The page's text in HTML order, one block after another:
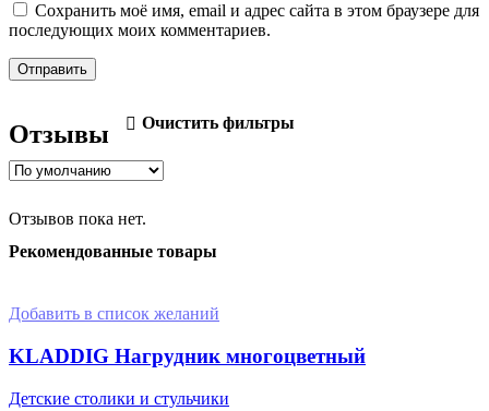
Отзывы Очистить фильтры
Отзывов пока нет.
Сохранить моё имя, email и адрес сайта в этом браузере для
последующих моих комментариев.
Рекомендованные товары
Добавить в список желаний
KLADDIG Нагрудник многоцветный
Детские столики и стульчики